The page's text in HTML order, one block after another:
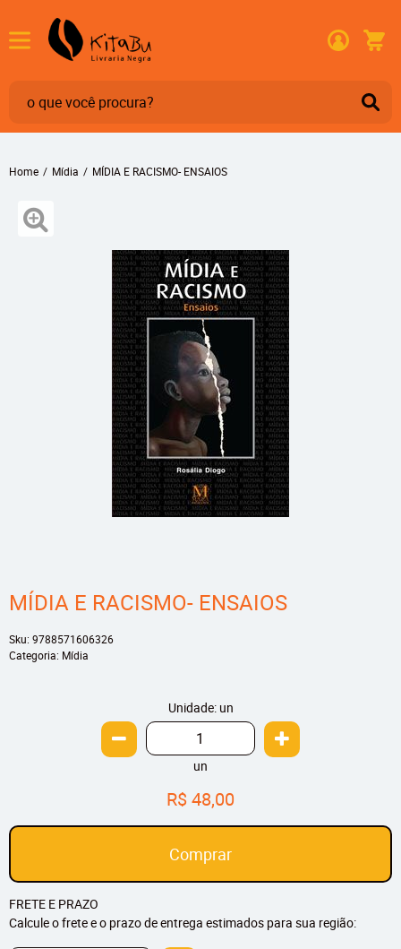
Home Mídia MÍDIA E RACISMO- ENSAIOS
MÍDIA E RACISMO- ENSAIOS
Sku: 9788571606326
Categoria: Mídia
Unidade: un
un
R$ 48,00
Comprar
FRETE E PRAZO
Calcule o frete e o prazo de entrega estimados para sua região: